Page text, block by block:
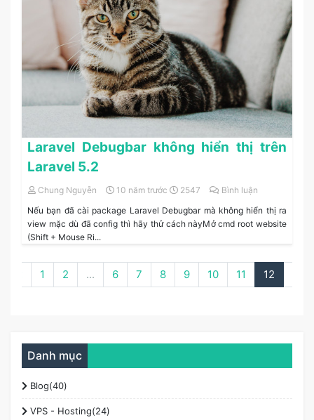
Laravel Debugbar không hiển thị trên
Laravel 5.2
Chung Nguyễn 10 năm trước 2547
Bình luận
Nếu bạn đã cài package Laravel Debugbar mà không hiển thị ra
view mặc dù đã config thì hãy thử cách nàyMở cmd root website
(Shift + Mouse Ri...
1 2 ... 6 7 8 9 10 11 12
Danh mục
Blog(40)
VPS - Hosting(24)